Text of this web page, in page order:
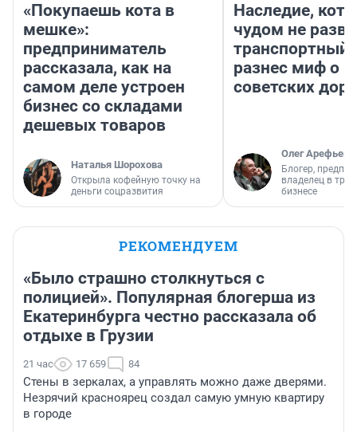
«Покупаешь кота в
мешке»:
предприниматель
рассказала, как на
самом деле устроен
бизнес со складами
дешевых товаров
Наталья Шорохова
Открыла кофейную точку на
деньги соцразвития
Наследие,
чудом не
транспортный
разнес миф о
советских
Олег Арефьев
Блогер,
владелец в
бизнесе
РЕКОМЕНДУЕМ
«Было страшно столкнуться с
полицией». Популярная блогерша из
Екатеринбурга честно рассказала об
отдыхе в Грузии
21 час 17 659 84
Стены в зеркалах, а управлять можно даже дверями.
Незрячий красноярец создал самую умную квартиру
в городе